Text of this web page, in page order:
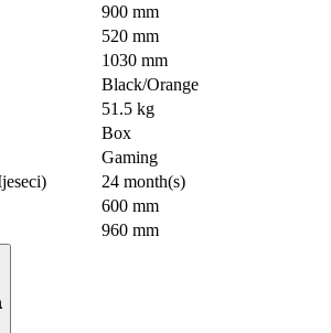
900 mm
520 mm
1030 mm
Black/Orange
51.5 kg
Box
Gaming
24 month(s)
600 mm
960 mm